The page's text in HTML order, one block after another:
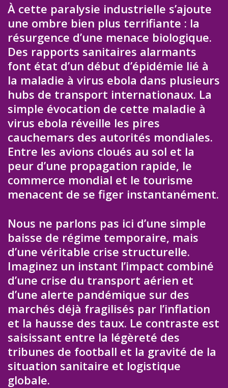
À cette paralysie industrielle s’ajoute
une ombre bien plus terrifiante : la
résurgence d’une menace biologique.
Des rapports sanitaires alarmants
font état d’un début d’épidémie lié à
la maladie à virus ebola dans plusieurs
hubs de transport internationaux. La
simple évocation de cette maladie à
virus ebola réveille les pires
cauchemars des autorités mondiales.
Entre les avions cloués au sol et la
peur d’une propagation rapide, le
commerce mondial et le tourisme
menacent de se figer instantanément.
Nous ne parlons pas ici d’une simple
baisse de régime temporaire, mais
d’une véritable crise structurelle.
Imaginez un instant l’impact combiné
d’une crise du transport aérien et
d’une alerte pandémique sur des
marchés déjà fragilisés par l’inflation
et la hausse des taux. Le contraste est
saisissant entre la légèreté des
tribunes de football et la gravité de la
situation sanitaire et logistique
globale.